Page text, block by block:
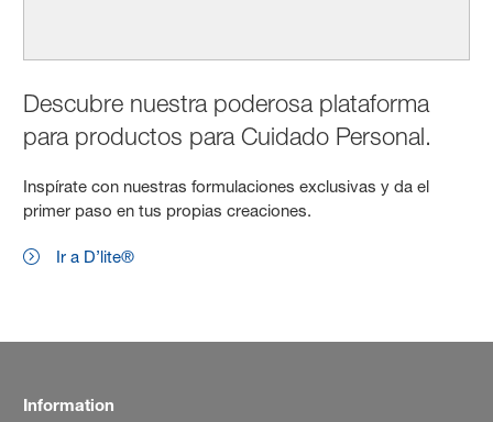
Descubre nuestra poderosa plataforma
para productos para Cuidado Personal.
Inspírate con nuestras formulaciones exclusivas y da el
primer paso en tus propias creaciones.
Ir a D’lite®
Information